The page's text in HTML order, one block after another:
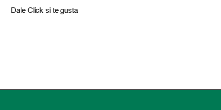
Dale Click si te gusta